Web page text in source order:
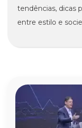
tendências, dicas
entre estilo e